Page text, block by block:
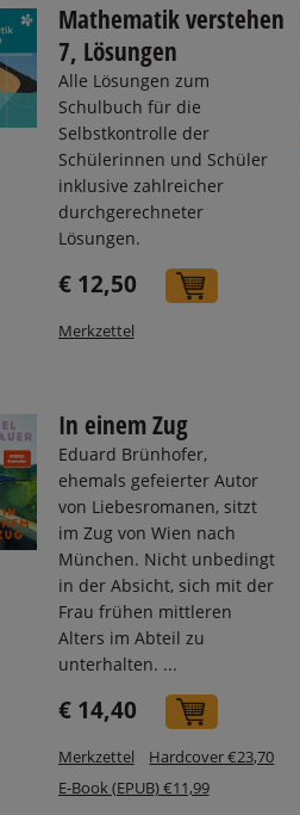
Mathematik verstehen
7, Lösungen
Alle Lösungen zum
Schulbuch für die
Selbstkontrolle der
Schülerinnen und Schüler
inklusive zahlreicher
durchgerechneter
Lösungen.
€ 12,50
Merkzettel
In einem Zug
Eduard Brünhofer,
ehemals gefeierter Autor
von Liebesromanen, sitzt
im Zug von Wien nach
München. Nicht unbedingt
in der Absicht, sich mit der
Frau frühen mittleren
Alters im Abteil zu
unterhalten. ...
€ 14,40
Merkzettel
Hardcover €23,70
E-Book (EPUB) €11,99